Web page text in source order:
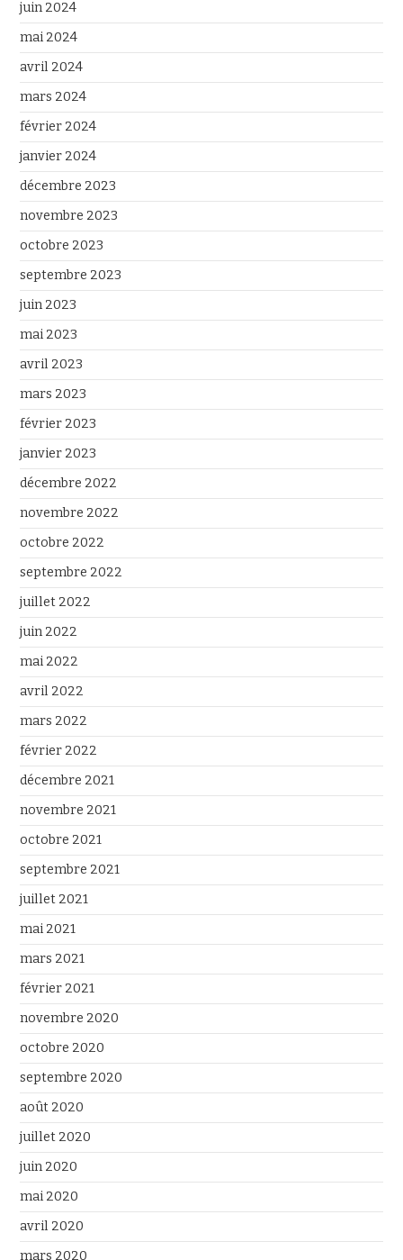
juin 2024
mai 2024
avril 2024
mars 2024
février 2024
janvier 2024
décembre 2023
novembre 2023
octobre 2023
septembre 2023
juin 2023
mai 2023
avril 2023
mars 2023
février 2023
janvier 2023
décembre 2022
novembre 2022
octobre 2022
septembre 2022
juillet 2022
juin 2022
mai 2022
avril 2022
mars 2022
février 2022
décembre 2021
novembre 2021
octobre 2021
septembre 2021
juillet 2021
mai 2021
mars 2021
février 2021
novembre 2020
octobre 2020
septembre 2020
août 2020
juillet 2020
juin 2020
mai 2020
avril 2020
mars 2020